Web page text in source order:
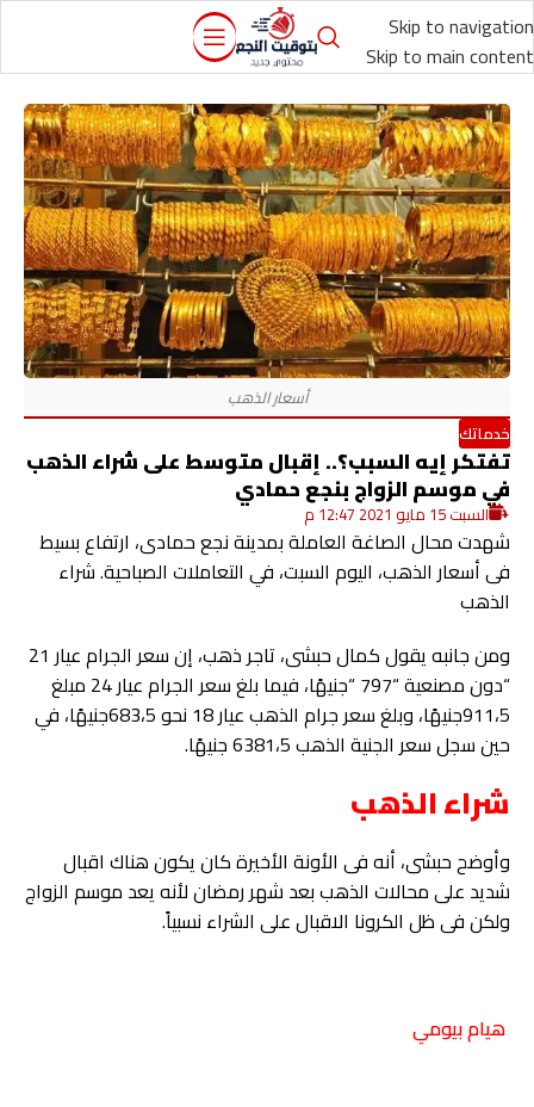
Skip to navigation
Skip to main content
خدماتك
تفتكر إيه السبب؟.. إقبال متوسط على شراء الذهب
في موسم الزواج بنجع حمادي
السبت 15 مايو 2021 12:47 م
شهدت محال الصاغة العاملة بمدينة نجع حمادى، ارتفاع بسيط
فى أسعار الذهب، اليوم السبت، في التعاملات الصباحية. شراء
الذهب
ومن جانبه يقول كمال حبشى، تاجر ذهب، إن سعر الجرام عيار 21
“دون مصنعية “797 “جنيهًا، فيما بلغ سعر الجرام عيار 24 مبلغ
911،5جنيهًا، وبلغ سعر جرام الذهب عيار 18 نحو 683،5جنيهًا، في
حين سجل سعر الجنية الذهب 6381،5 جنيهًا.
شراء الذهب
وأوضح حبشى، أنه فى الأونة الأخيرة كان يكون هناك اقبال
شديد على محالات الذهب بعد شهر رمضان لأنه يعد موسم الزواج
ولكن فى ظل الكرونا الاقبال على الشراء نسبياً.
هيام بيومي